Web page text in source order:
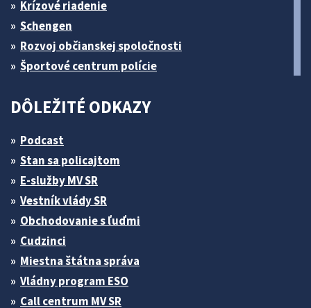
Krízové riadenie
Schengen
Rozvoj občianskej spoločnosti
Športové centrum polície
DÔLEŽITÉ ODKAZY
Podcast
Stan sa policajtom
E-služby MV SR
Vestník vlády SR
Obchodovanie s ľuďmi
Cudzinci
Miestna štátna správa
Vládny program ESO
Call centrum MV SR